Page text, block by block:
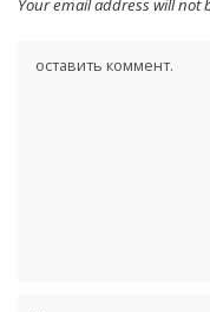
Your email address will not